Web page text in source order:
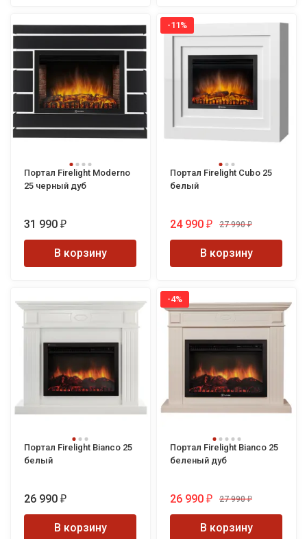
Портал Firelight Moderno
25 черный дуб
31 990 ₽
В корзину
-11%
Портал Firelight Cubo 25
белый
24 990 ₽ 27 990 ₽
В корзину
Портал Firelight Bianco 25
белый
26 990 ₽
В корзину
-4%
Портал Firelight Bianco 25
беленый дуб
26 990 ₽ 27 990 ₽
В корзину